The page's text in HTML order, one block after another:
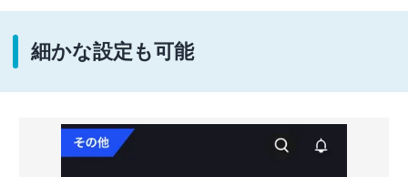
細かな設定も可能